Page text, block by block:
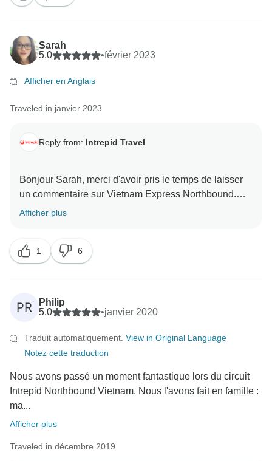
Sarah
5.0
•février 2023
Afficher en Anglais
Traveled in janvier 2023
Reply from: Intrepid Travel
Bonjour Sarah, merci d'avoir pris le temps de laisser
un commentaire sur Vietnam Express Northbound.
Nous veillerons à ce que vos bons mots soient
Afficher plus
1 6
PR
Philip
5.0
•janvier 2020
Traduit automatiquement. View in Original Language
Notez cette traduction
Nous avons passé un moment fantastique lors du circuit
Intrepid Northbound Vietnam. Nous l'avons fait en famille :
ma...
Afficher plus
Traveled in décembre 2019